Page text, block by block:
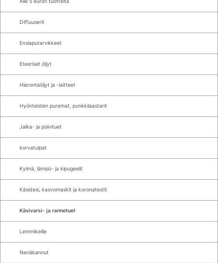
Diffuuserit
Ensiaputarvikkeet
Eteeriset öljyt
Hierontaöljyt ja -laitteet
Hyönteisten puremat, punkkilaastarit
Jalka- ja polvituet
korvatulpat
Kylmä, lämpö- ja kipugeelit
Käsidesi, kasvomaskit ja koronatestit
Käsivarsi- ja rannetuet
Lemmikeille
Nenäkannut